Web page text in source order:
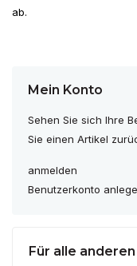
ab.
Mein Konto
Sehen Sie sich Ihre
Sie einen Artikel
anmelden
Benutzerkonto
Für alle